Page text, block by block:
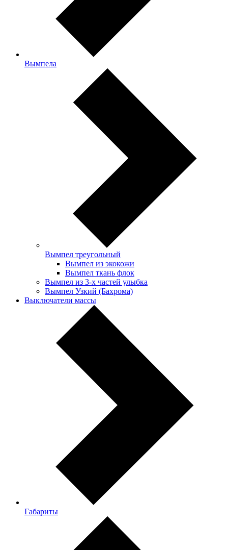
Вымпела
Вымпел треугольный
Вымпел из экокожи
Вымпел ткань флок
Вымпел из 3-х частей улыбка
Вымпел Узкий (Бахрома)
Выключатели массы
Габариты